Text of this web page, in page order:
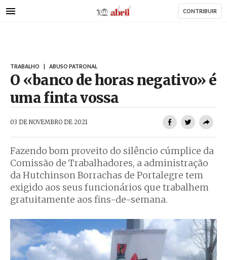
para
AbrilAbril CONTRIBUIR
TRABALHO ABUSO PATRONAL
O «banco de horas negativo» é
uma finta vossa
03 DE NOVEMBRO DE 2021
Fazendo bom proveito do silêncio cúmplice da
Comissão de Trabalhadores, a administração
da Hutchinson Borrachas de Portalegre tem
exigido aos seus funcionários que trabalhem
gratuitamente aos fins-de-semana.